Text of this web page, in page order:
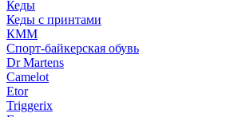
Кеды
Кеды с принтами
КММ
Спорт-байкерская обувь
Dr Martens
Camelot
Etor
Triggerix